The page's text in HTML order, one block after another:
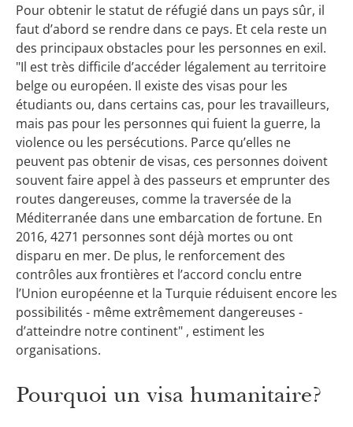
Pour obtenir le statut de réfugié dans un pays sûr, il
faut d’abord se rendre dans ce pays. Et cela reste un
des principaux obstacles pour les personnes en exil.
"Il est très difficile d’accéder légalement au territoire
belge ou européen. Il existe des visas pour les
étudiants ou, dans certains cas, pour les travailleurs,
mais pas pour les personnes qui fuient la guerre, la
violence ou les persécutions. Parce qu’elles ne
peuvent pas obtenir de visas, ces personnes doivent
souvent faire appel à des passeurs et emprunter des
routes dangereuses, comme la traversée de la
Méditerranée dans une embarcation de fortune. En
2016, 4271 personnes sont déjà mortes ou ont
disparu en mer. De plus, le renforcement des
contrôles aux frontières et l’accord conclu entre
l’Union européenne et la Turquie réduisent encore les
possibilités - même extrêmement dangereuses -
d’atteindre notre continent" , estiment les
organisations.
Pourquoi un visa humanitaire?